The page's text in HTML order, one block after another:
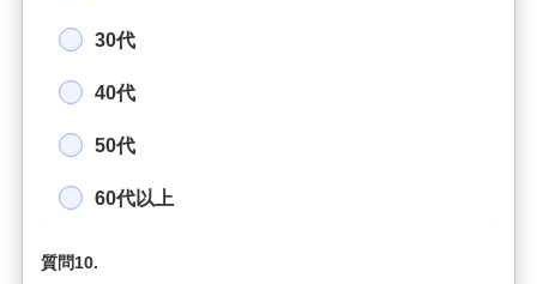
30代
40代
50代
60代以上
質問10.